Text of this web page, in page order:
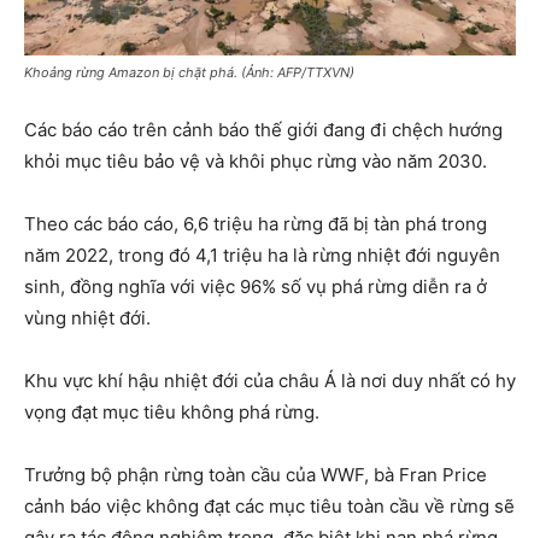
Khoảng rừng Amazon bị chặt phá. (Ảnh: AFP/TTXVN)
Các báo cáo trên cảnh báo thế giới đang đi chệch hướng
khỏi mục tiêu bảo vệ và khôi phục rừng vào năm 2030.
Theo các báo cáo, 6,6 triệu ha rừng đã bị tàn phá trong
năm 2022, trong đó 4,1 triệu ha là rừng nhiệt đới nguyên
sinh, đồng nghĩa với việc 96% số vụ phá rừng diễn ra ở
vùng nhiệt đới.
Khu vực khí hậu nhiệt đới của châu Á là nơi duy nhất có hy
vọng đạt mục tiêu không phá rừng.
Trưởng bộ phận rừng toàn cầu của WWF, bà Fran Price
cảnh báo việc không đạt các mục tiêu toàn cầu về rừng sẽ